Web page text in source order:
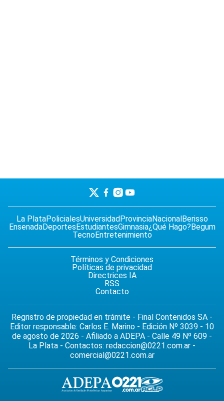
La PlataPolicialesUniversidadProvinciaNacionalBerisso
EnsenadaDeportesEstudiantesGimnasia¿Qué Hago?Begum
TecnoEntretenimiento
Términos y Condiciones
Políticas de privacidad
Directrices IA
RSS
Contacto
Regristro de propiedad en trámite - Final Contenidos SA -
Editor responsable: Carlos E. Marino - Edición Nº 3039 - 10
de agosto de 2026 - Afiliado a ADEPA - Calle 49 Nº 609 -
La Plata - Contactos: redaccion@0221.com.ar -
comercial@0221.com.ar